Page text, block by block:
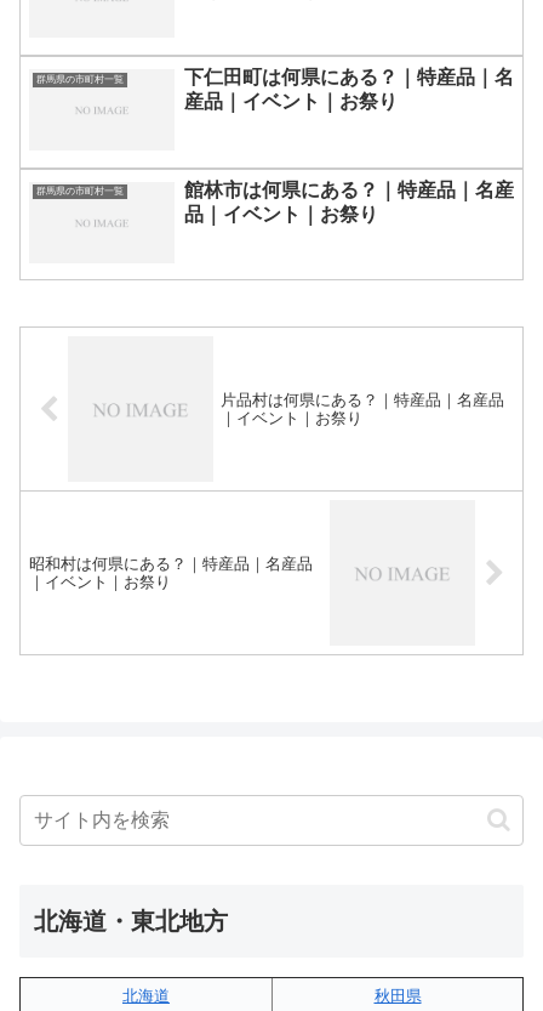
群馬県の市町村一覧
下仁田町は何県にある？｜特産品｜名
産品｜イベント｜お祭り
群馬県の市町村一覧
館林市は何県にある？｜特産品｜名産
品｜イベント｜お祭り
片品村は何県にある？｜特産品｜名産品
｜イベント｜お祭り
昭和村は何県にある？｜特産品｜名産品
｜イベント｜お祭り
北海道・東北地方
北海道
秋田県